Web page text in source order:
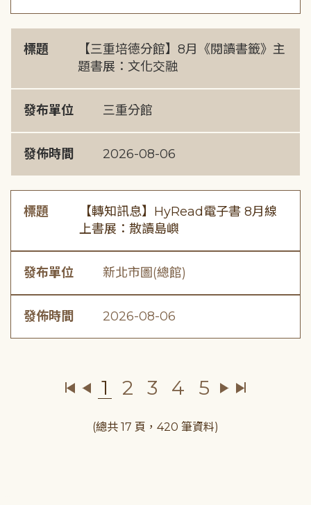
標題
【三重培德分館】8月《閱讀書籤》主
題書展：文化交融
發布單位 三重分館
發佈時間 2026-08-06
標題
【轉知訊息】HyRead電子書 8月線
上書展：散讀島嶼
發布單位 新北市圖(總館)
發佈時間 2026-08-06
1 2 3 4 5
(總共 17 頁，420 筆資料)